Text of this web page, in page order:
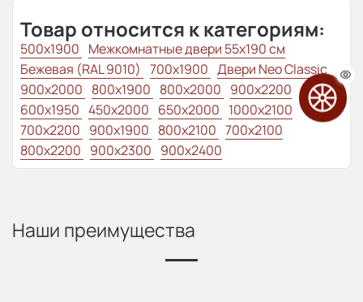
Товар относится к категориям:
500x1900 Межкомнатные двери 55х190 см
Бежевая (RAL 9010) 700x1900 Двери Neo Classic
900x2000 800х1900 800x2000 900x2200
600x1950 450x2000 650x2000 1000x2100
700x2200 900x1900 800x2100 700x2100
800x2200 900x2300 900x2400
Наши преимущества